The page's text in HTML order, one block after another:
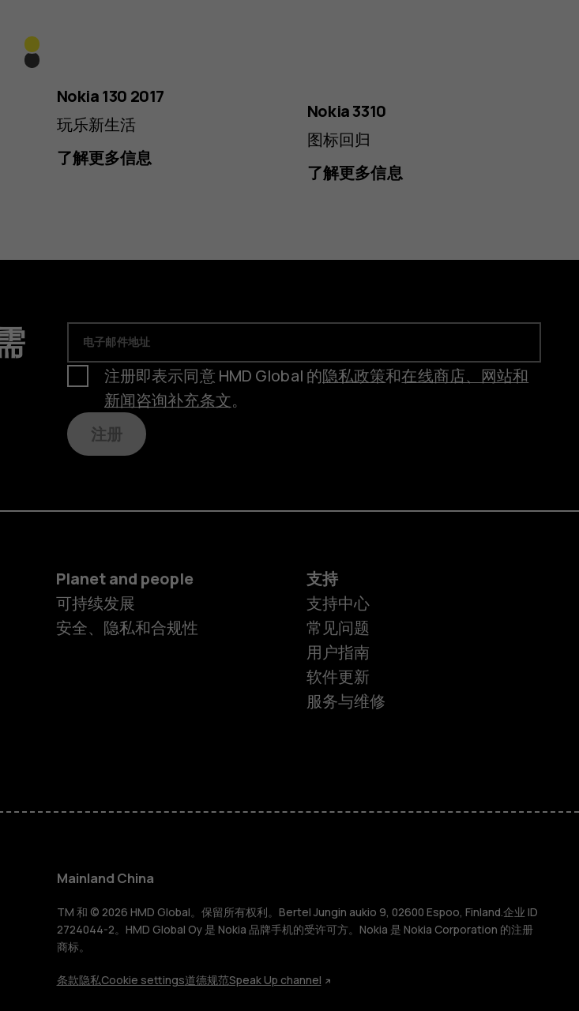
手机
典手机
件
板电脑
黄
色
黑
Nokia 130 2017
玩乐新生活
了解更多信息
Nokia 3310
图标回归
了解更多信息
电子邮件地址
注册即表示同意 HMD Global 的隐私政策和在线商店、网站和
新闻咨询补充条文。
注册
Planet and people
可持续发展
安全、隐私和合规性
支持
支持中心
常见问题
用户指南
软件更新
服务与维修
Mainland China
TM 和 © 2026 HMD Global。保留所有权利。Bertel Jungin aukio 9, 02600 Espoo, Finland.企业 ID
2724044-2。HMD Global Oy 是 Nokia 品牌手机的受许可方。Nokia 是 Nokia Corporation 的注册
商标。
条款隐私Cookie settings道德规范Speak Up channel